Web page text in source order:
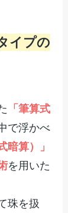
イプの
「筆算式
で浮かべ
暗算）」
を用いた
珠を扱